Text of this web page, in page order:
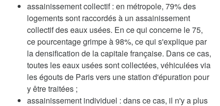
assainissement collectif : en métropole, 79% des
logements sont raccordés à un assainissement
collectif des eaux usées. En ce qui concerne le 75,
ce pourcentage grimpe à 98%, ce qui s'explique par
la densification de la capitale française. Dans ce cas,
toutes les eaux usées sont collectées, véhiculées via
les égouts de Paris vers une station d'épuration pour
y être traitées ;
assainissement individuel : dans ce cas, il n'y a plus